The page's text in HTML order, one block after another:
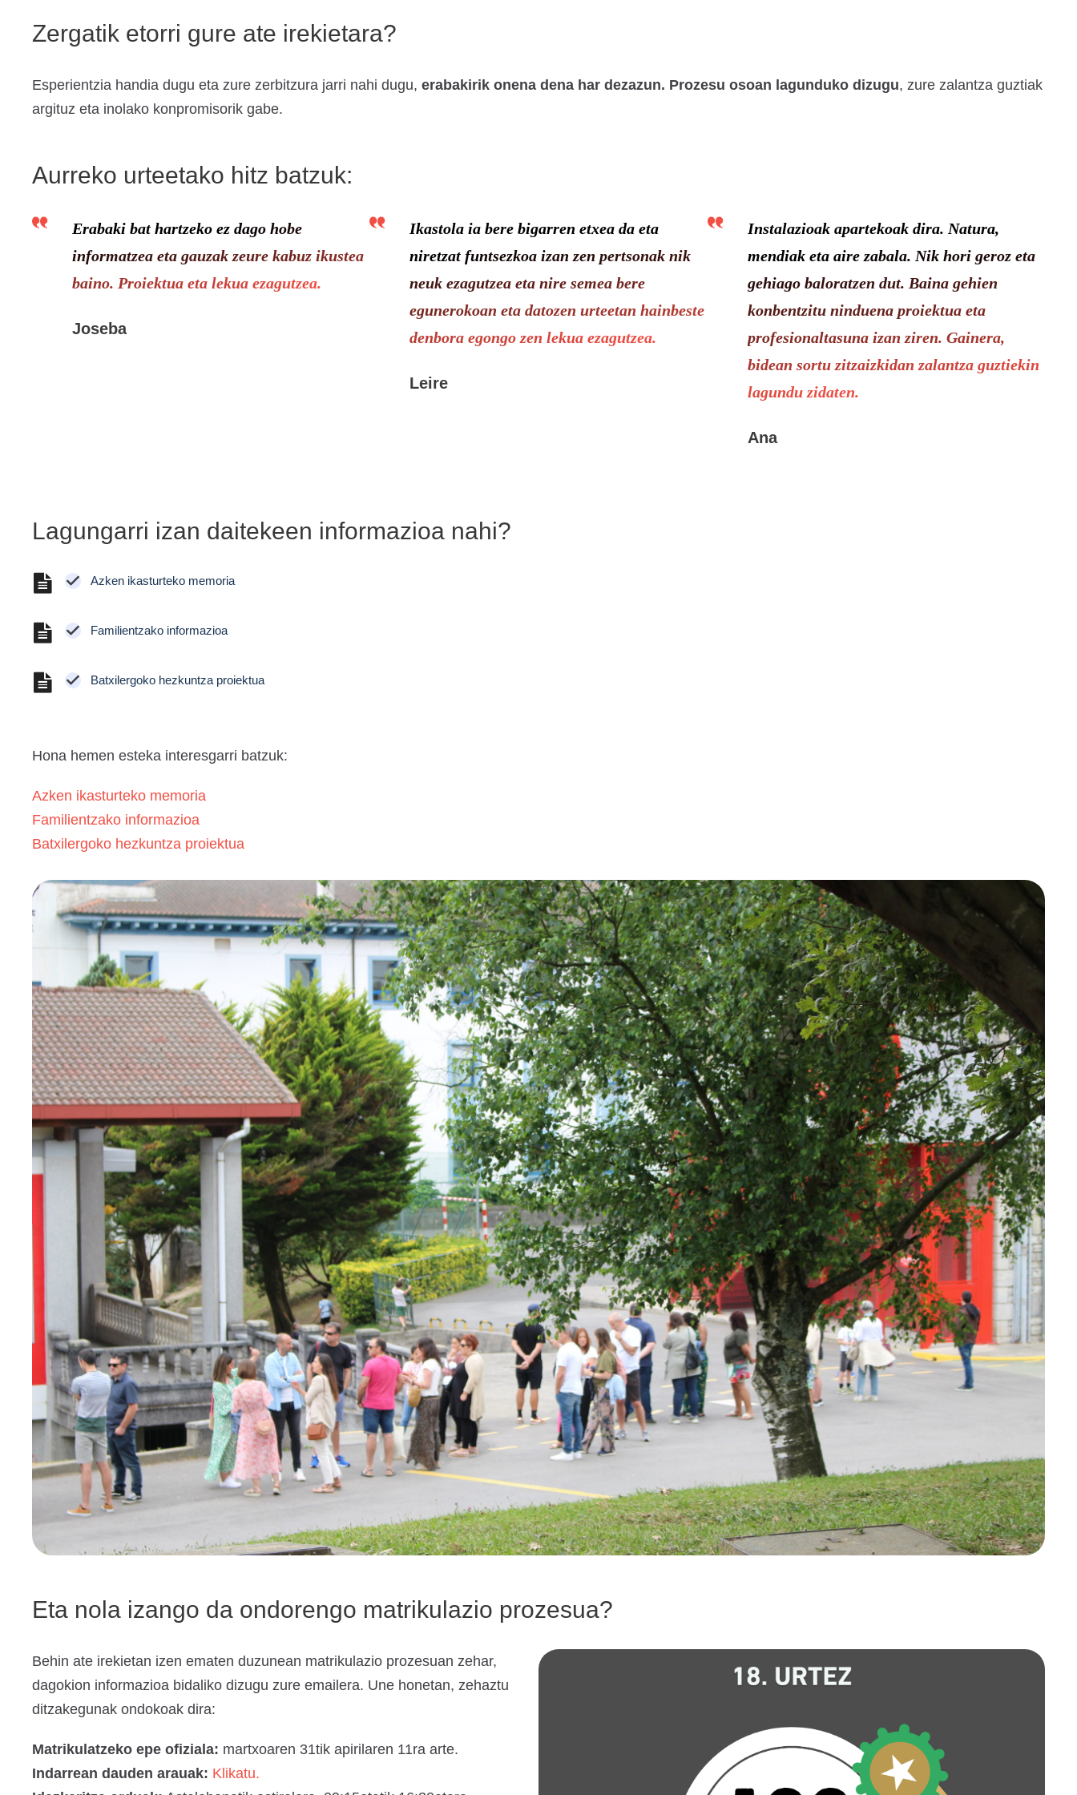
Zergatik etorri gure ate irekietara?
Esperientzia handia dugu eta zure zerbitzura jarri nahi dugu, erabakirik onena dena har dezazun. Prozesu osoan lagunduko dizugu, zure zalantza guztiak
argituz eta inolako konpromisorik gabe.
Aurreko urteetako hitz batzuk:
Erabaki bat hartzeko ez dago hobe
informatzea eta gauzak zeure kabuz ikustea
baino. Proiektua eta lekua ezagutzea.
Joseba
Ikastola ia bere bigarren etxea da eta
niretzat funtsezkoa izan zen pertsonak nik
neuk ezagutzea eta nire semea bere
egunerokoan eta datozen urteetan hainbeste
denbora egongo zen lekua ezagutzea.
Leire
Instalazioak apartekoak dira. Natura,
mendiak eta aire zabala. Nik hori geroz eta
gehiago baloratzen dut. Baina gehien
konbentzitu ninduena proiektua eta
profesionaltasuna izan ziren. Gainera,
bidean sortu zitzaizkidan zalantza guztiekin
lagundu zidaten.
Ana
Lagungarri izan daitekeen informazioa nahi?
Azken ikasturteko memoria
Familientzako informazioa
Batxilergoko hezkuntza proiektua
Hona hemen esteka interesgarri batzuk:
Azken ikasturteko memoria
Familientzako informazioa
Batxilergoko hezkuntza proiektua
Eta nola izango da ondorengo matrikulazio prozesua?
Behin ate irekietan izen ematen duzunean matrikulazio prozesuan zehar,
dagokion informazioa bidaliko dizugu zure emailera. Une honetan, zehaztu
ditzakegunak ondokoak dira:
Matrikulatzeko epe ofiziala: martxoaren 31tik apirilaren 11ra arte.
Indarrean dauden arauak: Klikatu.